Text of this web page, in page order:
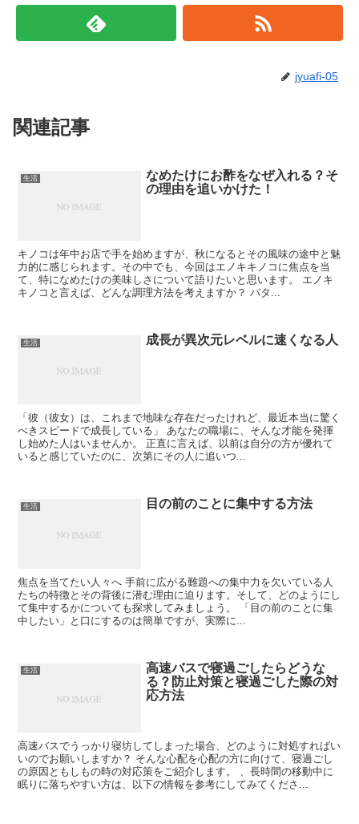
jyuafi-05
関連記事
生活
なめたけにお酢をなぜ入れる？そ
の理由を追いかけた！
キノコは年中お店で手を始めますが、秋になるとその風味の途中と魅
力的に感じられます。その中でも、今回はエノキキノコに焦点を当
て、特になめたけの美味しさについて語りたいと思います。 エノキ
キノコと言えば、どんな調理方法を考えますか？ バタ...
生活 成長が異次元レベルに速くなる人
「彼（彼女）は、これまで地味な存在だったけれど、最近本当に驚く
べきスピードで成長している」 あなたの職場に、そんな才能を発揮
し始めた人はいませんか。 正直に言えば、以前は自分の方が優れて
いると感じていたのに、次第にその人に追いつ...
生活 目の前のことに集中する方法
焦点を当てたい人々へ 手前に広がる難題への集中力を欠いている人
たちの特徴とその背後に潜む理由に迫ります。そして、どのようにし
て集中するかについても探求してみましょう。 「目の前のことに集
中したい」と口にするのは簡単ですが、実際に...
生活
高速バスで寝過ごしたらどうな
る？防止対策と寝過ごした際の対
応方法
高速バスでうっかり寝坊してしまった場合、どのように対処すればい
いのでお願いしますか？ そんな心配を心配の方に向けて、寝過ごし
の原因ともしもの時の対応策をご紹介します。 、長時間の移動中に
眠りに落ちやすい方は、以下の情報を参考にしてみてくださ...